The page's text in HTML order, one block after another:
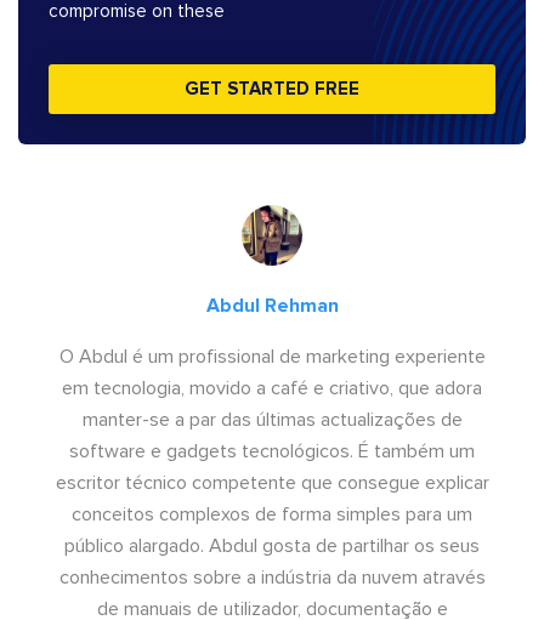
compromise on these
GET STARTED FREE
Abdul Rehman
O Abdul é um profissional de marketing experiente
em tecnologia, movido a café e criativo, que adora
manter-se a par das últimas actualizações de
software e gadgets tecnológicos. É também um
escritor técnico competente que consegue explicar
conceitos complexos de forma simples para um
público alargado. Abdul gosta de partilhar os seus
conhecimentos sobre a indústria da nuvem através
de manuais de utilizador, documentação e